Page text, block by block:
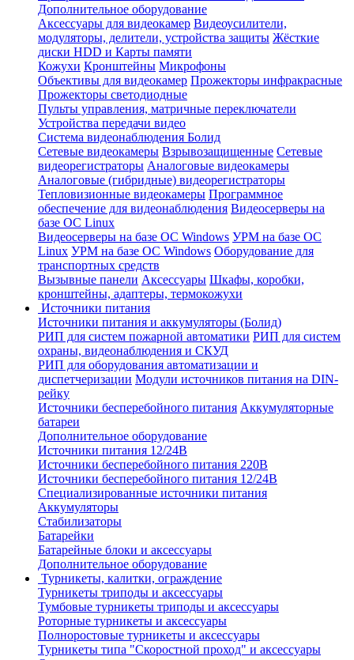
Дополнительное оборудование
Аксессуары для видеокамер Видеоусилители,
модуляторы, делители, устройства защиты Жёсткие
диски HDD и Карты памяти
Кожухи Кронштейны Микрофоны
Объективы для видеокамер Прожекторы инфракрасные
Прожекторы светодиодные
Пульты управления, матричные переключатели
Устройства передачи видео
Система видеонаблюдения Болид
Сетевые видеокамеры Взрывозащищенные Сетевые
видеорегистраторы Аналоговые видеокамеры
Аналоговые (гибридные) видеорегистраторы
Тепловизионные видеокамеры Программное
обеспечение для видеонаблюдения Видеосерверы на
базе ОС Linux
Видеосерверы на базе ОС Windows УРМ на базе ОС
Linux УРМ на базе ОС Windows Оборудование для
транспортных средств
Вызывные панели Аксессуары Шкафы, коробки,
кронштейны, адаптеры, термокожухи
Источники питания
Источники питания и аккумуляторы (Болид)
РИП для систем пожарной автоматики РИП для систем
охраны, видеонаблюдения и СКУД
РИП для оборудования автоматизации и
диспетчеризации Модули источников питания на DIN-
рейку
Источники бесперебойного питания Аккумуляторные
батареи
Дополнительное оборудование
Источники питания 12/24В
Источники бесперебойного питания 220В
Источники бесперебойного питания 12/24В
Специализированные источники питания
Аккумуляторы
Стабилизаторы
Батарейки
Батарейные блоки и аксессуары
Дополнительное оборудование
Турникеты, калитки, ограждение
Турникеты триподы и аксессуары
Тумбовые турникеты триподы и аксессуары
Роторные турникеты и аксессуары
Полноростовые турникеты и аксессуары
Турникеты типа "Скоростной проход" и аксессуары